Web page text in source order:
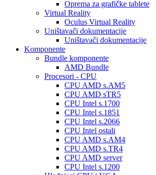
Oprema za grafičke tablete
Virtual Reality
Oculus Virtual Reality
Uništavači dokumentacije
Uništavači dokumentacije
Komponente
Bundle komponente
AMD Bundle
Procesori - CPU
CPU AMD s.AM5
CPU AMD sTR5
CPU Intel s.1700
CPU Intel s.1851
CPU Intel s.2066
CPU Intel ostali
CPU AMD s.AM4
CPU AMD s.TR4
CPU AMD server
CPU Intel s.1200